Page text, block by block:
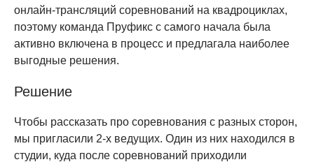
онлайн-трансляций соревнований на квадроциклах,
поэтому команда Пруфикс с самого начала была
активно включена в процесс и предлагала наиболее
выгодные решения.
Решение
Чтобы рассказать про соревнования с разных сторон,
мы пригласили 2-х ведущих. Один из них находился в
студии, куда после соревнований приходили